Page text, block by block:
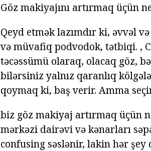
Göz makiyajını artırmaq üçün
Qeyd etmək lazımdır ki, əvvəl
və müvafiq podvodok, tətbiqi. ,
təcəssümü olaraq, olacaq göz,
bilərsiniz yalnız qaranlıq
qoymaq ki, baş verir. Amma
biz göz makiyaj artırmaq üçün
mərkəzi dairəvi və kənarları
confusing səslənir, lakin hər